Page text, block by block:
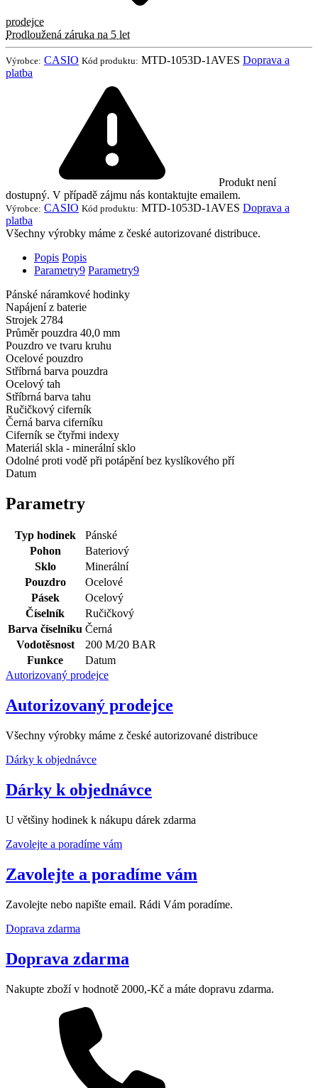
prodejce
Prodloužená záruka na 5 let
Výrobce: CASIO Kód produktu: MTD-1053D-1AVES Doprava a
platba
Produkt není
dostupný. V případě zájmu nás kontaktujte emailem.
Výrobce: CASIO Kód produktu: MTD-1053D-1AVES Doprava a
platba
Všechny výrobky máme z české autorizované distribuce.
Popis Popis
Parametry9 Parametry9
Pánské náramkové hodinky
Napájení z baterie
Strojek 2784
Průměr pouzdra 40,0 mm
Pouzdro ve tvaru kruhu
Ocelové pouzdro
Stříbrná barva pouzdra
Ocelový tah
Stříbrná barva tahu
Ručičkový ciferník
Černá barva ciferníku
Ciferník se čtyřmi indexy
Materiál skla - minerální sklo
Odolné proti vodě při potápění bez kyslíkového pří
Datum
Parametry
Typ hodinek
Pánské
Pohon
Bateriový
Sklo
Minerální
Pouzdro
Ocelové
Pásek
Ocelový
Číselník
Ručičkový
Barva číselníku Černá
Vodotěsnost
200 M/20 BAR
Funkce
Datum
Autorizovaný prodejce
Autorizovaný prodejce
Všechny výrobky máme z české autorizované distribuce
Dárky k objednávce
Dárky k objednávce
U většiny hodinek k nákupu dárek zdarma
Zavolejte a poradíme vám
Zavolejte a poradíme vám
Zavolejte nebo napište email. Rádi Vám poradíme.
Doprava zdarma
Doprava zdarma
Nakupte zboží v hodnotě 2000,-Kč a máte dopravu zdarma.